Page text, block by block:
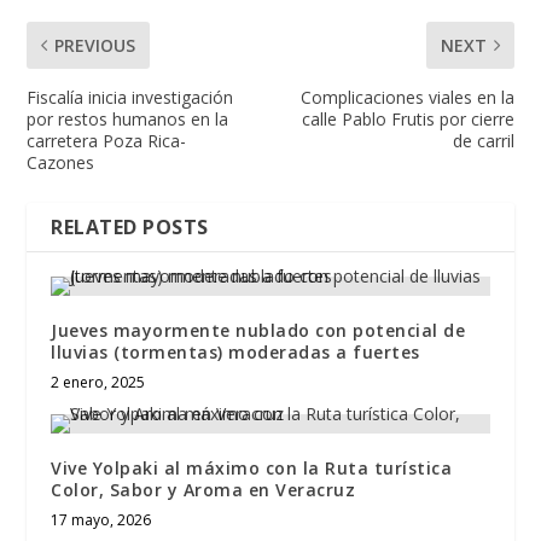
PREVIOUS
Fiscalía inicia investigación
por restos humanos en la
carretera Poza Rica-
Cazones
NEXT
Complicaciones viales en la
calle Pablo Frutis por cierre
de carril
RELATED POSTS
Jueves mayormente nublado con potencial de
lluvias (tormentas) moderadas a fuertes
2 enero, 2025
Vive Yolpaki al máximo con la Ruta turística
Color, Sabor y Aroma en Veracruz
17 mayo, 2026